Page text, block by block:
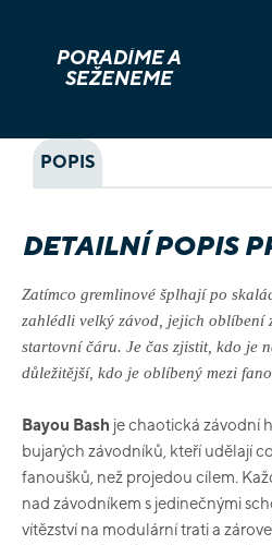
PORADÍME A
SEŽENEME
POPIS
DETAILNÍ POPIS
Zatímco gremlinové šplhají po
zahlédli velký závod, jejich oblíbení
startovní čáru. Je čas zjistit, kdo je
důležitější, kdo je oblíbený mezi
Bayou Bash je chaotická závodní
bujarých závodníků, kteří udělají
fanoušků, než projedou cílem.
nad závodníkem s jedinečnými
vítězství na modulární trati a